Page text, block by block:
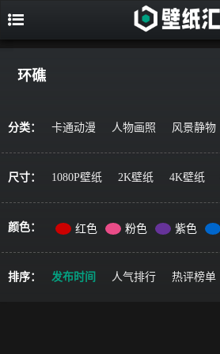
环礁
分类： 卡通动漫 人物画照 风景静物
艺术绘画
宇宙星空 军事科技
尺寸： 1080P壁纸 2K壁纸 4K壁纸
颜色： 红色 粉色 紫色
黄色
橙色 棕色
彩色
排序： 发布时间 人气排行 热评榜单